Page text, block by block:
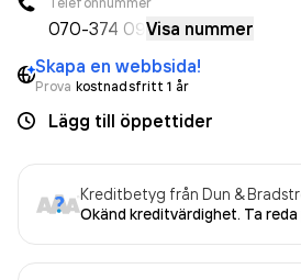
070-374 09 Visa nummer
Skapa en webbsida!
Prova kostnadsfritt 1 år
Lägg till öppettider
Kreditbetyg från Dun &
Okänd kreditvärdighet. Ta reda